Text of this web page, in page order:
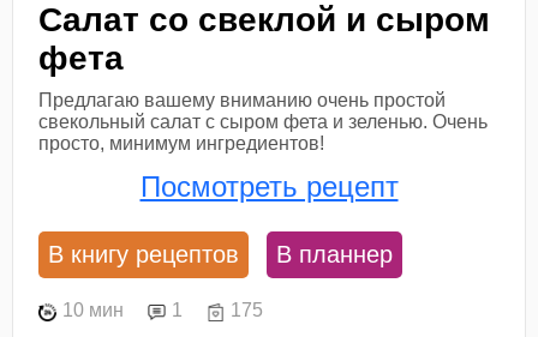
Салат со свеклой и сыром
фета
Предлагаю вашему вниманию очень простой
свекольный салат с сыром фета и зеленью. Очень
просто, минимум ингредиентов!
Посмотреть рецепт
В книгу рецептов В планнер
10 мин 1 175